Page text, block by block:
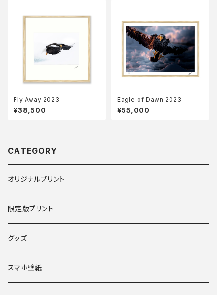
Fly Away 2023
¥38,500
Eagle of Dawn 2023
¥55,000
CATEGORY
オリジナルプリント
限定版プリント
グッズ
スマホ壁紙